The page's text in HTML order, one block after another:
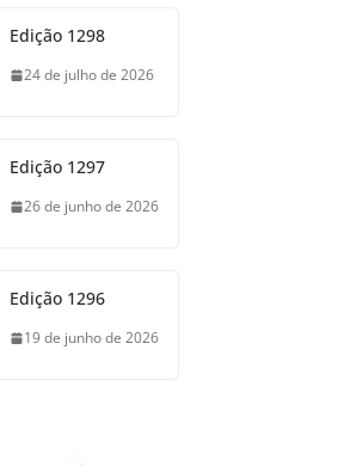
Edição 1298
24 de julho de 2026
Edição 1297
26 de junho de 2026
Edição 1296
19 de junho de 2026